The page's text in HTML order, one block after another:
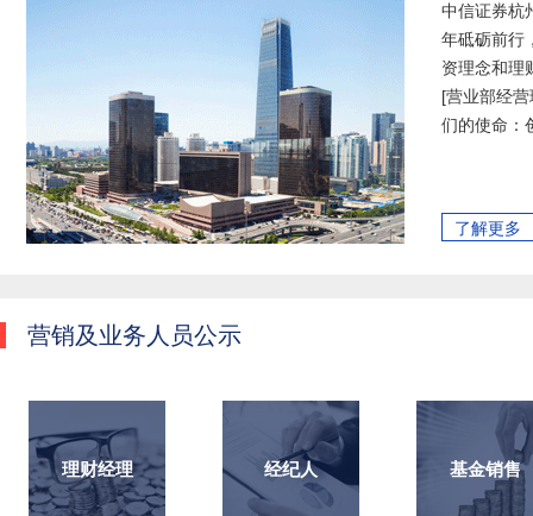
中信证券杭
年砥砺前行
资理念和理
[营业部经
们的使命：
了解更多
营销及业务人员公示
理财经理 经纪人 基金销售